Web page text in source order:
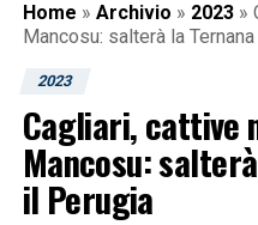
Home » Archivio » 2023 »
Mancosu: salterà la
2023
Cagliari, cattive
Mancosu:
il Perugia